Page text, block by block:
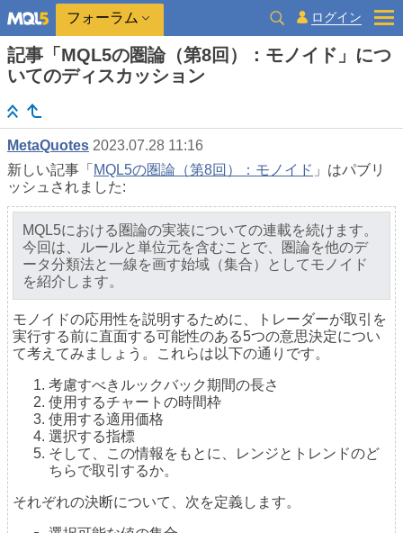
フォーラム ログイン
記事「MQL5の圏論（第8回）：モノイド」につ
いてのディスカッション
MetaQuotes 2023.07.28 11:16
新しい記事「 MQL5の圏論（第8回）：モノイド 」はパブリ
ッシュされました:
MQL5における圏論の実装についての連載を続けます。
今回は、ルールと単位元を含むことで、圏論を他のデ
ータ分類法と一線を画す始域（集合）としてモノイド
を紹介します。
モノイドの応用性を説明するために、トレーダーが取引を
実行する前に直面する可能性のある5つの意思決定につい
て考えてみましょう。これらは以下の通りです。
考慮すべきルックバック期間の長さ
使用するチャートの時間枠
使用する適用価格
選択する指標
そして、この情報をもとに、レンジとトレンドのど
ちらで取引するか。
それぞれの決断について、次を定義します。